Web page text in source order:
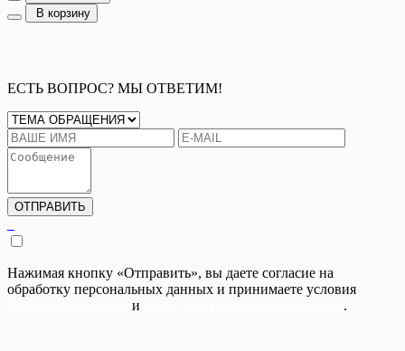
В корзину
ЕСТЬ ВОПРОС? МЫ ОТВЕТИМ!
Нажимая кнопку «Отправить», вы даете согласие на
обработку персональных данных и принимаете условия
и .